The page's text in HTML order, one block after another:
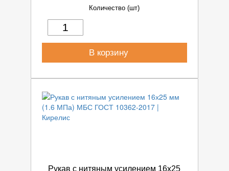
Количество (шт)
В корзину
Рукав с нитяным усилением 16х25